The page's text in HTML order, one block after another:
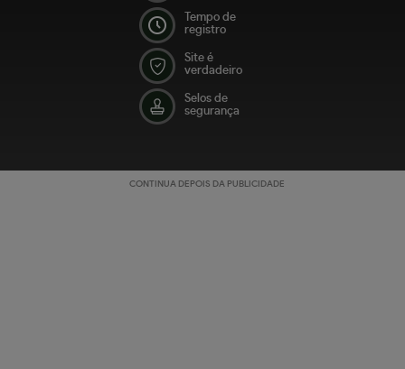
Tempo de
registro
Site é
verdadeiro
Selos de
segurança
CONTINUA DEPOIS DA PUBLICIDADE